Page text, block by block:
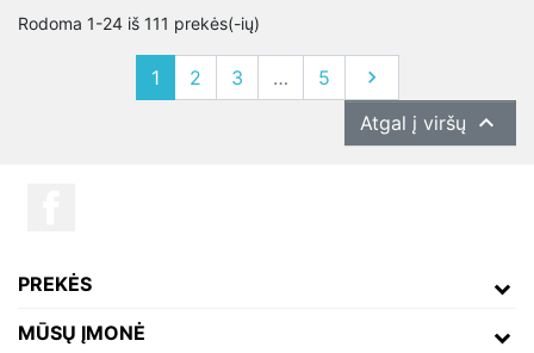
Rodoma 1-24 iš 111 prekės(-ių)
1 2 3 … 5 Tęsti

Atgal į viršų 
PREKĖS
MŪSŲ ĮMONĖ